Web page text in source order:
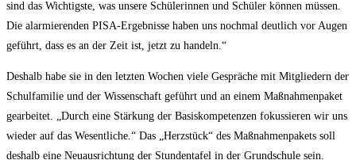
sind das Wich­tigs­te, was unse­re Schü­le­rin­nen und Schü­ler kön­nen müs­sen.
Die alar­mie­ren­den PISA-Ergeb­nis­se haben uns noch­mal deut­lich vor Augen
geführt, dass es an der Zeit ist, jetzt zu handeln.“
Des­halb habe sie in den letz­ten Wochen vie­le Gesprä­che mit Mit­glie­dern der
Schul­fa­mi­lie und der Wis­sen­schaft geführt und an einem Maß­nah­men­pa­ket
gear­bei­tet. „Durch eine Stär­kung der Basis­kom­pe­ten­zen fokus­sie­ren wir uns
wie­der auf das Wesent­li­che.“ Das „Herz­stück“ des Maß­nah­men­pa­kets soll
des­halb eine Neu­aus­rich­tung der Stun­den­ta­fel in der Grund­schu­le sein.